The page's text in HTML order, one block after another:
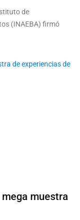
de
(INAEBA) firmó
muestra